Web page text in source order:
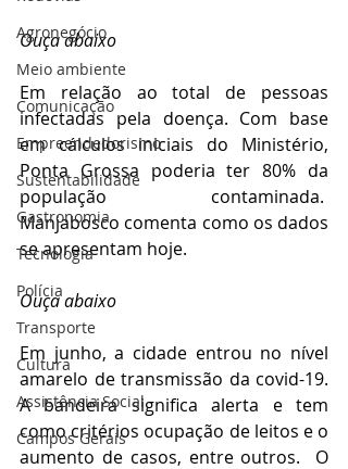
Agronegócio
Meio ambiente
Comunicação
Empreendedorismo
Sustentabilidade
Gastronomia
Tecnologia
Polícia
Transporte
Cultura
Assistência Social
Campos Gerais
Ouça abaixo
Em relação ao total de pessoas
infectadas pela doença. Com base
em cálculos iniciais do Ministério,
Ponta Grossa poderia ter 80% da
população contaminada.
Manjabosco comenta como os dados
se apresentam hoje.
Ouça abaixo
Em junho, a cidade entrou no nível
amarelo de transmissão da covid-19.
A bandeira significa alerta e tem
como critérios ocupação de leitos e o
aumento de casos, entre outros.  O